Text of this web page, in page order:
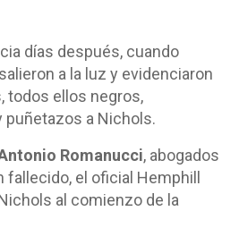
días después, cuando
a la luz y evidenciaron
todos ellos negros,
puñetazos a Nichols.
Romanucci, abogados
el oficial Hemphill
al comienzo de la